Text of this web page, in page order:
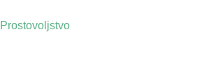
Prostovoljstvo